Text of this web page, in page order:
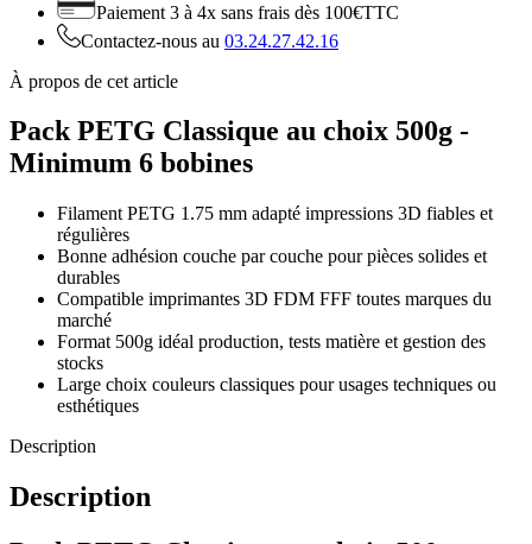
Paiement 3 à 4x sans frais dès 100€TTC
Contactez-nous au 03.24.27.42.16
À propos de cet article
Pack PETG Classique au choix 500g -
Minimum 6 bobines
Filament PETG 1.75 mm adapté impressions 3D fiables et
régulières
Bonne adhésion couche par couche pour pièces solides et
durables
Compatible imprimantes 3D FDM FFF toutes marques du
marché
Format 500g idéal production, tests matière et gestion des
stocks
Large choix couleurs classiques pour usages techniques ou
esthétiques
Description
Description